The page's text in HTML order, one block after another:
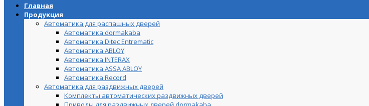
Главная
Продукция
Автоматика для распашных дверей
Автоматика dormakaba
Автоматика Ditec Entrematic
Автоматика ABLOY
Автоматика INTERAX
Автоматика ASSA ABLOY
Автоматика Record
Автоматика для раздвижных дверей
Комплекты автоматических раздвижных дверей